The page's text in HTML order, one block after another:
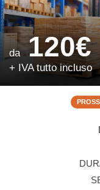
da120€
+ IVA tutto incluso